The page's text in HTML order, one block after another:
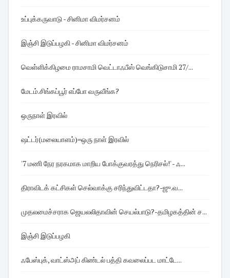
உப்புக்கருவாடு - சினிமா விமர்சனம்
இஞ்சி இடுப்பழகி - சினிமா விமர்சனம்
வெள்ளிக்கிழமை ராமசாமி வெட்டாஃபீஸ் வெங்கிடுசாமி 27/...
மேடம்.சிங்கப்பூர் எப்போ வருவீங்க?
ஒருநாள் இரவில்
ஷட்டர்(மலையாளம்)=ஒரு நாள் இரவில்
'7 மணி நேர நரகமாக மாறிய போக்குவரத்து நெரிசல்!' - ஃ...
திராவிடக் கட்சிகள் செல்வாக்கு சரிந்துவிட்டதா?-ஜு.வ...
முதலமைச்சராக ஜெயலலிதாவின் செயல்பாடு?-தமிழகத்தின் ச...
இஞ்சி இடுப்பழகி
ஃபேஸ்புக், வாட்ஸ்அப் கிண்டல் பத்தி கவலைப்பட மாட்டே...